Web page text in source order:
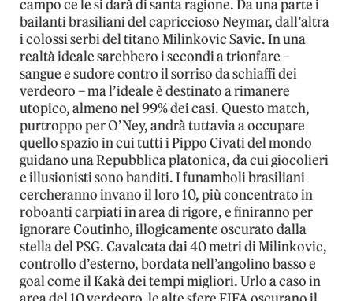
campo ce le si darà di santa ragione. Da una parte i
bailanti brasiliani del capriccioso Neymar, dall’altra
i colossi serbi del titano Milinkovic Savic. In una
realtà ideale sarebbero i secondi a trionfare –
sangue e sudore contro il sorriso da schiaffi dei
verdeoro – ma l’ideale è destinato a rimanere
utopico, almeno nel 99% dei casi. Questo match,
purtroppo per O’Ney, andrà tuttavia a occupare
quello spazio in cui tutti i Pippo Civati del mondo
guidano una Repubblica platonica, da cui giocolieri
e illusionisti sono banditi. I funamboli brasiliani
cercheranno invano il loro 10, più concentrato in
roboanti carpiati in area di rigore, e finiranno per
ignorare Coutinho, illogicamente oscurato dalla
stella del PSG. Cavalcata dai 40 metri di Milinkovic,
controllo d’esterno, bordata nell’angolino basso e
goal come il Kakà dei tempi migliori. Urlo a caso in